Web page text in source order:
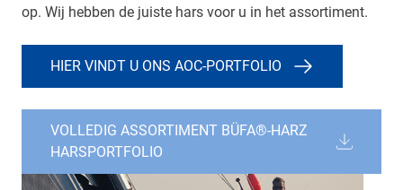
op. Wij hebben de juiste hars voor u in het assortiment.
HIER VINDT U ONS AOC-PORTFOLIO
VOLLEDIG ASSORTIMENT BÜFA®-HARZ
HARSPORTFOLIO